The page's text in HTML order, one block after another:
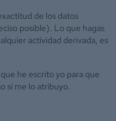
de los datos
posible). Lo que hagas
actividad derivada, es
he escrito yo para que
sí me lo atribuyo.